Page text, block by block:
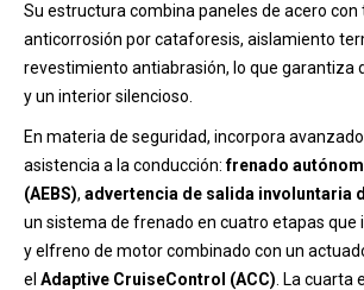
Su estructura combina paneles de acero
anticorrosión por cataforesis, aislamiento
revestimiento antiabrasión, lo que garantiza
y un interior silencioso.
En materia de seguridad, incorpora
asistencia a la conducción:frenado
(AEBS), advertencia de salida involuntaria
un sistema de frenado en cuatro etapas
y elfreno de motor combinado con un
el Adaptive CruiseControl (ACC) . La